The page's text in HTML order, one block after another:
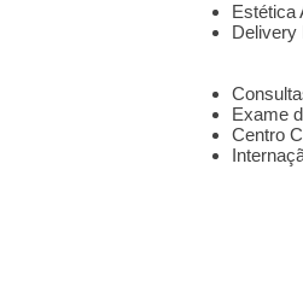
Estética
Delivery
Exame
Centro